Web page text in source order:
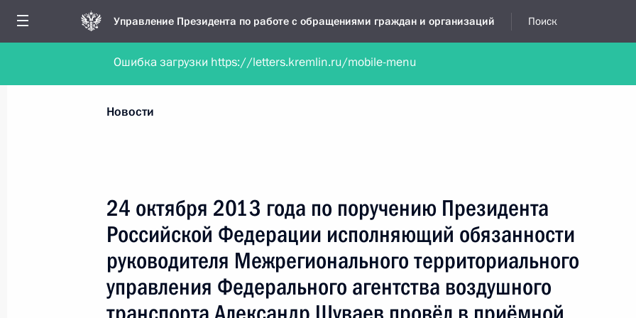
Управление Президента по работе с обращениями граждан и организаций Поиск
Обратиться в форме электронного документа Обратиться в устной форме
Все новости
Все руководители, регионы, города и темы
Новости
24 октября 2013 года по поручению Президента
Российской Федерации исполняющий обязанности
руководителя Межрегионального территориального
управления Федерального агентства воздушного
Ошибка загрузки https://letters.kremlin.ru/mobile-menu